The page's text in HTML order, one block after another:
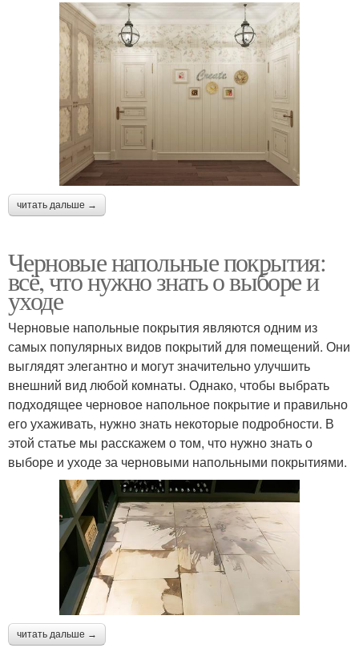
читать дальше →
Черновые напольные покрытия:
всё, что нужно знать о выборе и
уходе
Черновые напольные покрытия являются одним из
самых популярных видов покрытий для помещений. Они
выглядят элегантно и могут значительно улучшить
внешний вид любой комнаты. Однако, чтобы выбрать
подходящее черновое напольное покрытие и правильно
его ухаживать, нужно знать некоторые подробности. В
этой статье мы расскажем о том, что нужно знать о
выборе и уходе за черновыми напольными покрытиями.
читать дальше →